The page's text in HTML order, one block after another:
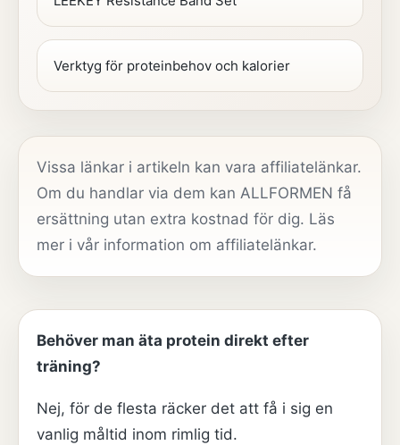
Verktyg för proteinbehov och kalorier
Vissa länkar i artikeln kan vara affiliatelänkar.
Om du handlar via dem kan ALLFORMEN få
ersättning utan extra kostnad för dig. Läs
mer i vår information om affiliatelänkar.
Behöver man äta protein direkt efter
träning?
Nej, för de flesta räcker det att få i sig en
vanlig måltid inom rimlig tid.